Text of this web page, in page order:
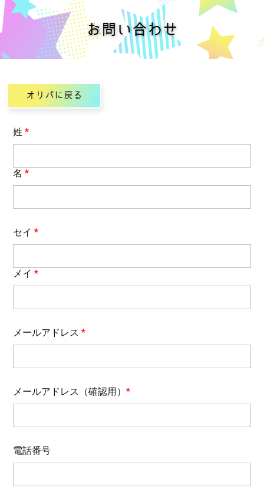
お問い合わせ
オリパに戻る
姓 *
名 *
セイ *
メイ *
メールアドレス *
メールアドレス（確認用） *
電話番号